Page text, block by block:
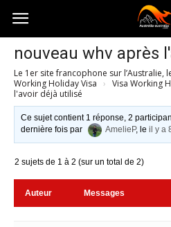
Australia-
australie.com
nouveau whv après
Le 1er site francophone sur l’Australie,
Working Holiday Visa › Visa Working
l'avoir déjà utilisé
Ce sujet contient 1 réponse, 2
dernière fois par
AmelieP, leil y a
2 sujets de 1 à 2 (sur un total de 2)
Auteur Messages